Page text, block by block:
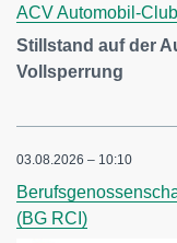
ACV Automobil-
Stillstand auf der
Vollsperrung
03.08.2026 – 10:10
(BG RCI)